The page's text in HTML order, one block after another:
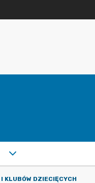
KLUBÓW DZIECIĘCYCH